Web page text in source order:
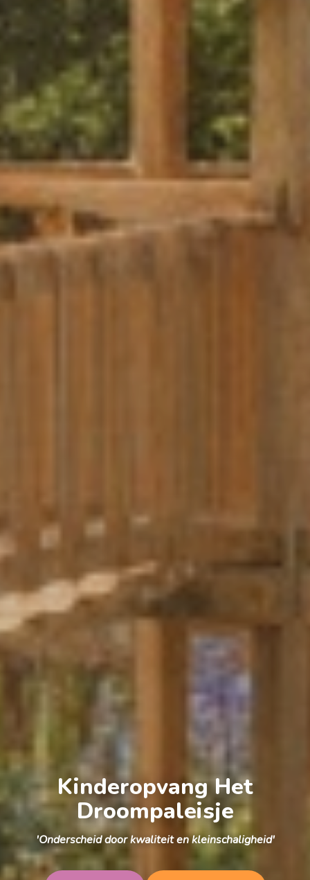
Kinderopvang Het
Droompaleisje
'Onderscheid door kwaliteit en kleinschaligheid'